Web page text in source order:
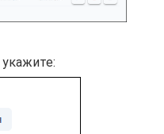
укажите: